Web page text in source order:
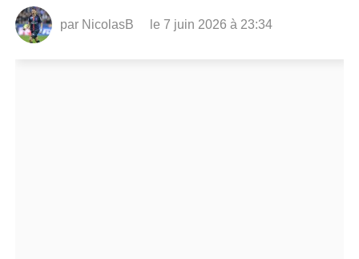
par NicolasB le 7 juin 2026 à 23:34